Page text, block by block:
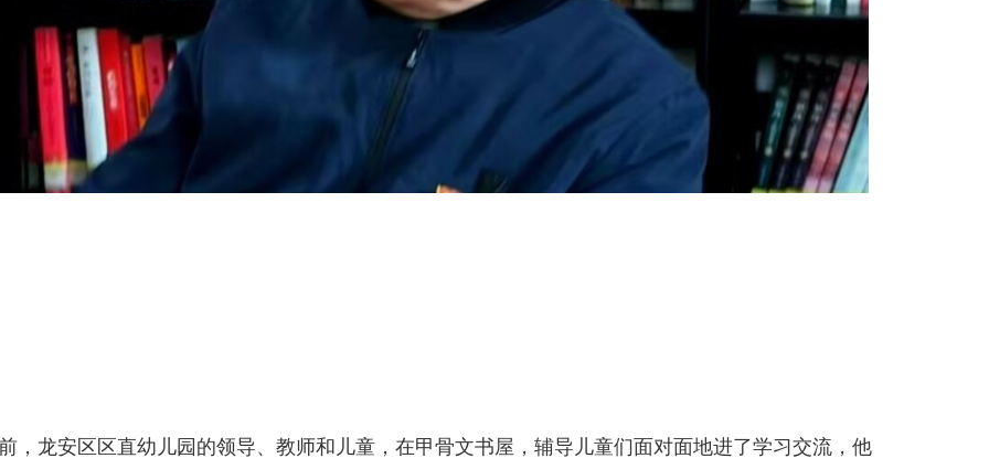
，龙安区区直幼儿园的领导、教师和儿童，在甲骨文书屋，辅导儿童们面对面地进了学习交流，他